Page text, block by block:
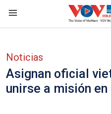
Noticias
Asignan oficial
unirse a misión en